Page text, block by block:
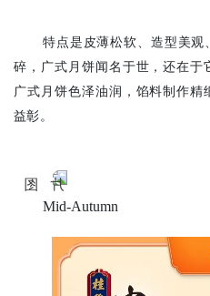
特点是皮薄松软、造型美
碎，广式月饼闻名于世，还在于
广式月饼色泽油润，馅料制作
益彰。
Mid-Autumn